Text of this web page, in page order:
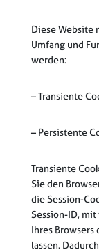
Diese Website
Umfang und
werden:
– Transiente
– Persistente
Transiente
Sie den
die Session-
Session-ID,
Ihres
lassen.